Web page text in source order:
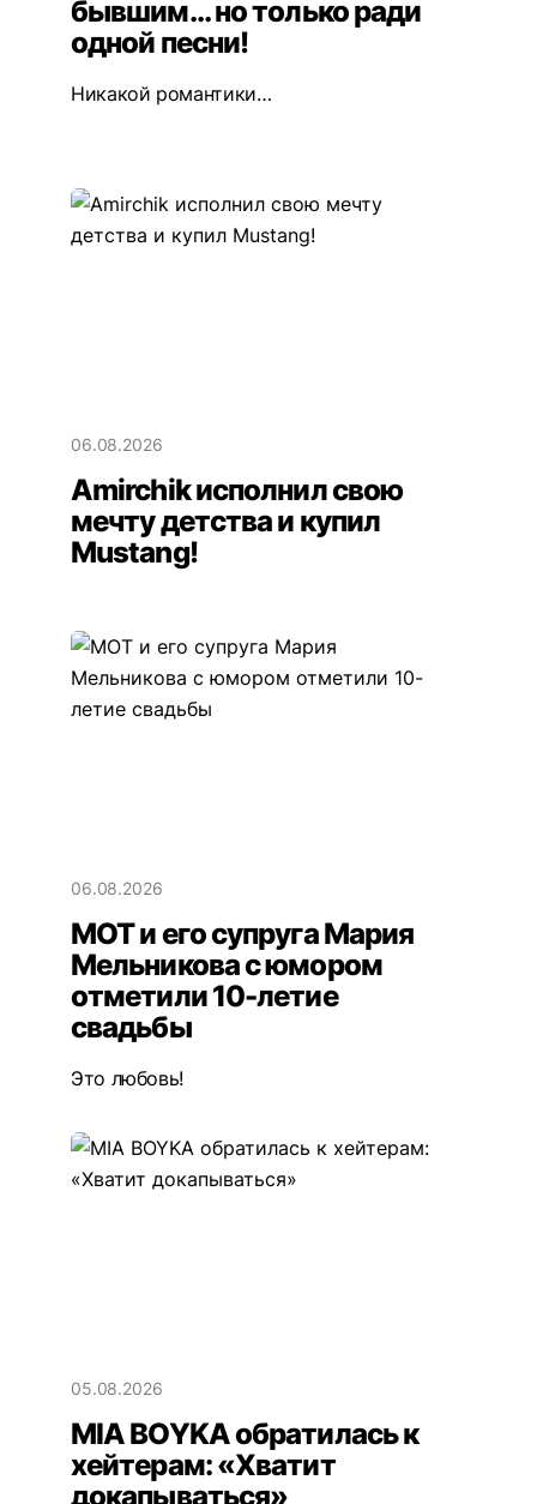
бывшим... но только ради
одной песни!
Никакой романтики…
06.08.2026
Amirchik исполнил свою
мечту детства и купил
Mustang!
06.08.2026
МОТ и его супруга Мария
Мельникова с юмором
отметили 10-летие
свадьбы
Это любовь!
05.08.2026
MIA BOYKA обратилась к
хейтерам: «Хватит
докапываться»